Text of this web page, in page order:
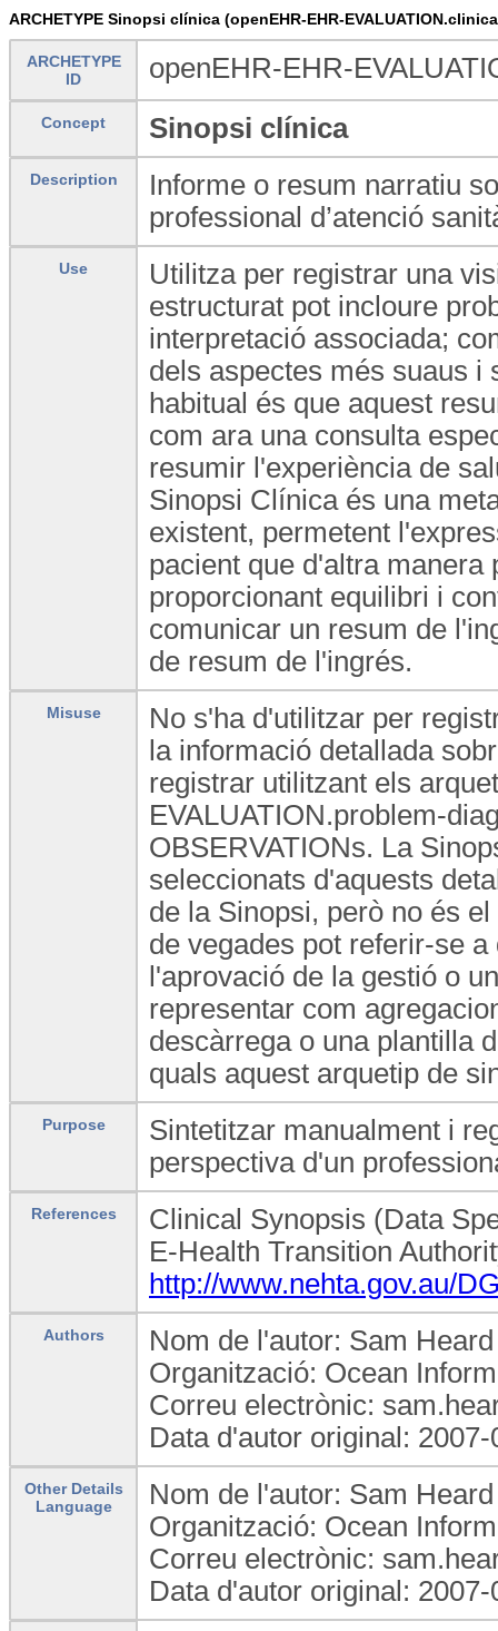
ARCHETYPE Sinopsi clínica (openEHR-EHR-
ARCHETYPE
ID
openEHR-EHR-
Concept Sinopsi clínica
Description
Informe o resum narratiu
professional d’atenció
Use
Utilitza per registrar una
estructurat pot incloure
interpretació associada;
dels aspectes més suaus i
habitual és que aquest
com ara una consulta
resumir l'experiència de
Sinopsi Clínica és una
existent, permetent
pacient que d'altra manera
proporcionant equilibri i
comunicar un resum de
de resum de l'ingrés.
Misuse
No s'ha d'utilitzar per
la informació detallada
registrar utilitzant els
EVALUATION.problem-
OBSERVATIONs. La
seleccionats d'aquests
de la Sinopsi, però no és
de vegades pot referir-se
l'aprovació de la gestió o
representar com
descàrrega o una plantilla
quals aquest arquetip de
Purpose
Sintetitzar manualment i
perspectiva d'un
References
Clinical Synopsis (Data
E-Health Transition
http://www.nehta.gov.au/
Authors
Nom de l'autor: Sam Heard
Organització: Ocean
Correu electrònic:
Data d'autor original: 2007-
Other Details
Language
Nom de l'autor: Sam Heard
Organització: Ocean
Correu electrònic:
Data d'autor original: 2007-